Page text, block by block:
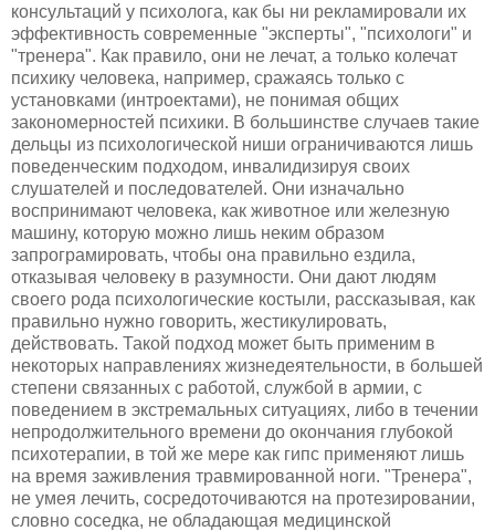
консультаций у психолога, как бы ни рекламировали их
эффективность современные "эксперты", "психологи" и
"тренера". Как правило, они не лечат, а только колечат
психику человека, например, сражаясь только с
установками (интроектами), не понимая общих
закономерностей психики. В большинстве случаев такие
дельцы из психологической ниши ограничиваются лишь
поведенческим подходом, инвалидизируя своих
слушателей и последователей. Они изначально
воспринимают человека, как животное или железную
машину, которую можно лишь неким образом
запрограмировать, чтобы она правильно ездила,
отказывая человеку в разумности. Они дают людям
своего рода психологические костыли, рассказывая, как
правильно нужно говорить, жестикулировать,
действовать. Такой подход может быть применим в
некоторых направлениях жизнедеятельности, в большей
степени связанных с работой, службой в армии, с
поведением в экстремальных ситуациях, либо в течении
непродолжительного времени до окончания глубокой
психотерапии, в той же мере как гипс применяют лишь
на время заживления травмированной ноги. "Тренера",
не умея лечить, сосредоточиваются на протезировании,
словно соседка, не обладающая медицинской